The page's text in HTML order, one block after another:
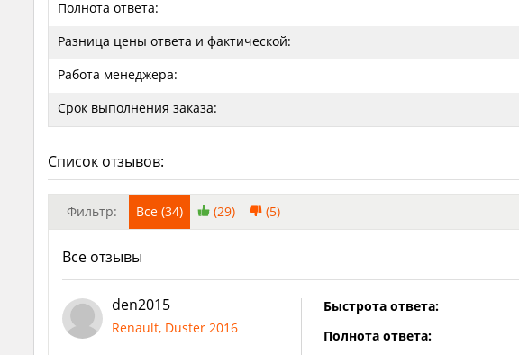
Полнота ответа:
Разница цены ответа и фактической:
Работа менеджера:
Срок выполнения заказа:
Список отзывов:
Фильтр: Все (34) (29) (5)
Все отзывы
den2015
Renault, Duster 2016
Быстрота ответа:
Полнота ответа: